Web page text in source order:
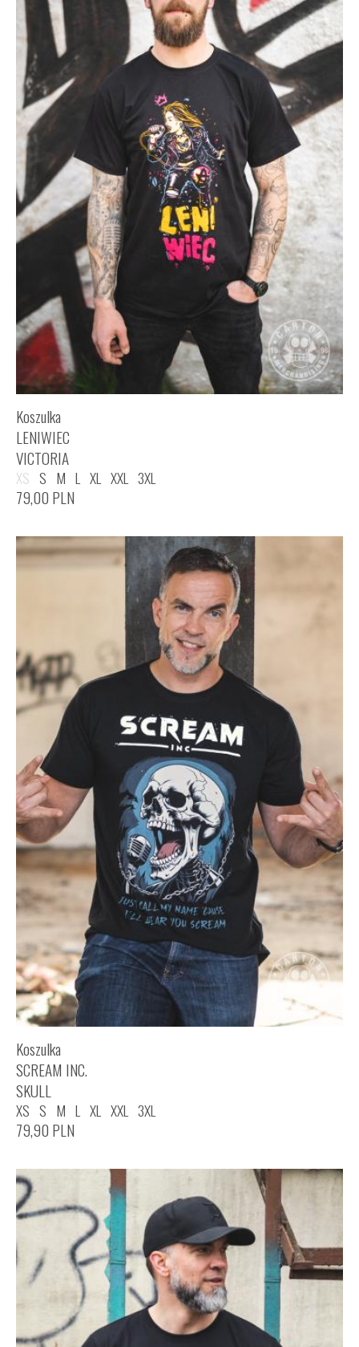
Koszulka
LENIWIEC
VICTORIA
XS S M L XL XXL 3XL
79,00 PLN
Koszulka
SCREAM INC.
SKULL
XS S M L XL XXL 3XL
79,90 PLN